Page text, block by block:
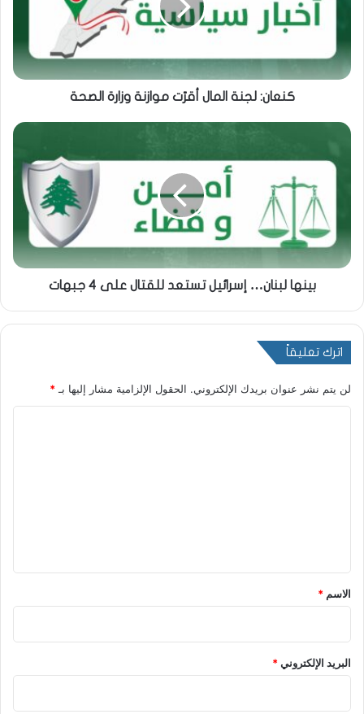
كنعان: لجنة المال أقرّت موازنة وزارة الصحة
بينها لبنان… إسرائيل تستعد للقتال على 4 جبهات
اترك تعليقاً
لن يتم نشر عنوان بريدك الإلكتروني. الحقول الإلزامية مشار إليها بـ *
*
الاسم *
البريد الإلكتروني*